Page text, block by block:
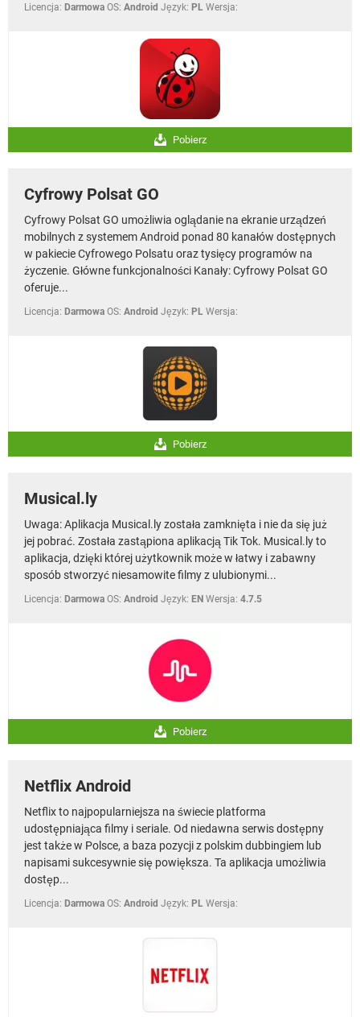
Licencja: Darmowa OS: Android Język: PL Wersja:
Pobierz
Cyfrowy Polsat GO
Cyfrowy Polsat GO umożliwia oglądanie na ekranie urządzeń
mobilnych z systemem Android ponad 80 kanałów dostępnych
w pakiecie Cyfrowego Polsatu oraz tysięcy programów na
życzenie. Główne funkcjonalności Kanały: Cyfrowy Polsat GO
oferuje...
Licencja: Darmowa OS: Android Język: PL Wersja:
Pobierz
Musical.ly
Uwaga: Aplikacja Musical.ly została zamknięta i nie da się już
jej pobrać. Została zastąpiona aplikacją Tik Tok. Musical.ly to
aplikacja, dzięki której użytkownik może w łatwy i zabawny
sposób stworzyć niesamowite filmy z ulubionymi...
Licencja: Darmowa OS: Android Język: EN Wersja: 4.7.5
Pobierz
Netflix Android
Netflix to najpopularniejsza na świecie platforma
udostępniająca filmy i seriale. Od niedawna serwis dostępny
jest także w Polsce, a baza pozycji z polskim dubbingiem lub
napisami sukcesywnie się powiększa. Ta aplikacja umożliwia
dostęp...
Licencja: Darmowa OS: Android Język: PL Wersja: